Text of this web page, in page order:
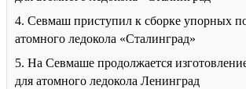
4. Севмаш приступил к сборке упорных
атомного ледокола «Сталинград»
5. На Севмаше продолжается
для атомного ледокола Ленинград